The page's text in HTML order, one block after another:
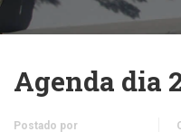
Agenda dia
Postado por